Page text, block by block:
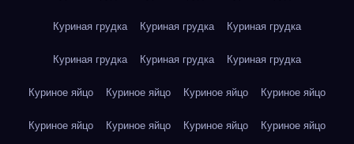
Куриная грудка Куриная грудка Куриная грудка
Куриная грудка Куриная грудка Куриная грудка
Куриное яйцо Куриное яйцо Куриное яйцо Куриное яйцо
Куриное яйцо Куриное яйцо Куриное яйцо Куриное яйцо